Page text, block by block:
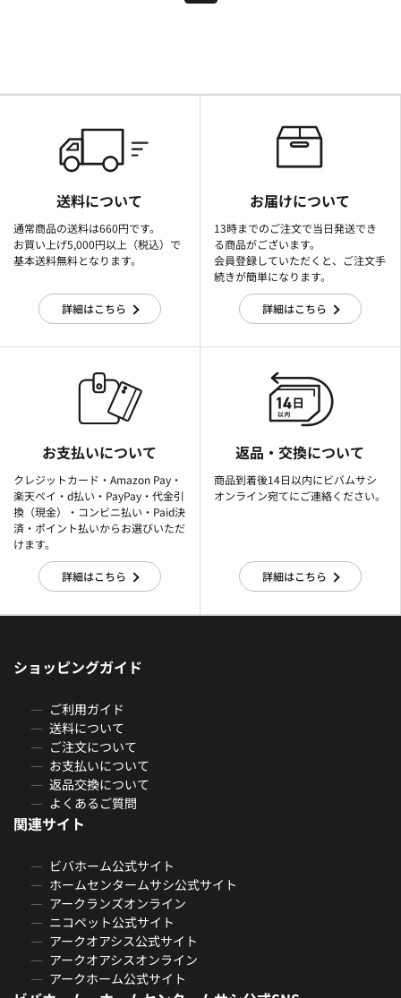
送料について
通常商品の送料は660円です。
お買い上げ5,000円以上（税込）で
基本送料無料となります。
詳細はこちら
お届けについて
13時までのご注文で当日発送でき
る商品がございます。
会員登録していただくと、ご注文手
続きが簡単になります。
詳細はこちら
お支払いについて
クレジットカード・Amazon Pay・
楽天ぺイ・d払い・PayPay・代金引
換（現金）・コンビニ払い・Paid決
済・ポイント払いからお選びいただ
けます。
詳細はこちら
返品・交換について
商品到着後14日以内にビバムサシ
オンライン宛てにご連絡ください。
詳細はこちら
ショッピングガイド
ご利用ガイド
送料について
ご注文について
お支払いについて
返品交換について
よくあるご質問
関連サイト
ビバホーム公式サイト
ホームセンタームサシ公式サイト
アークランズオンライン
ニコペット公式サイト
アークオアシス公式サイト
アークオアシスオンライン
アークホーム公式サイト